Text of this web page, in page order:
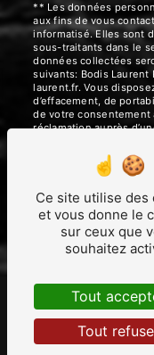
** Les données
aux fins de vous
informatisé. Elles sont
sous-traitants dans le
données collectées
suivants: Bodis
laurent.fr. Vous
d’effacement, de
de votre consentement
réclamation auprès
d’organiser le sort de
exercer ces droits par
courrier électronique à
justificatif d'identité
vos données pendant
la durée de
des contentieux. Vous
d'opposition au
adresse: Bloctel.gouv.fr
Ce site utilise des
et vous donne le
sur ceux que
souhaitez
Tout
Tout